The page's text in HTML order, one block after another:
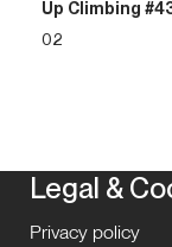
Up Climbing
02
Legal &
Privacy policy